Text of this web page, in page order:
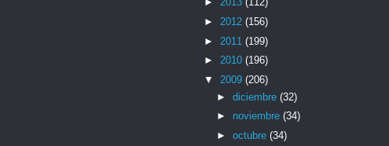
► 2012 (156)
► 2011 (199)
► 2010 (196)
▼ 2009 (206)
► diciembre (32)
► noviembre (34)
► octubre (34)